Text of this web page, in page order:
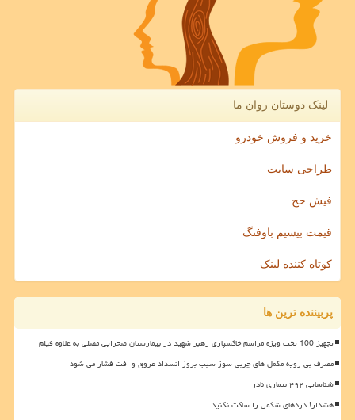
لینک دوستان روان ما
خرید و فروش خودرو
طراحی سایت
فیش حج
قیمت بیسیم باوفنگ
کوتاه کننده لینک
پربیننده ترین ها
تجهیز 100 تخت ویژه مراسم خاکسپاری رهبر شهید در بیمارستان صحرایی مصلی به علاوه فیلم
مصرف بی رویه مکمل های چربی سوز سبب بروز انسداد عروق و افت فشار می شود
شناسایی ۴۹۲ بیماری نادر
هشدار! دردهای شکمی را ساکت نکنید